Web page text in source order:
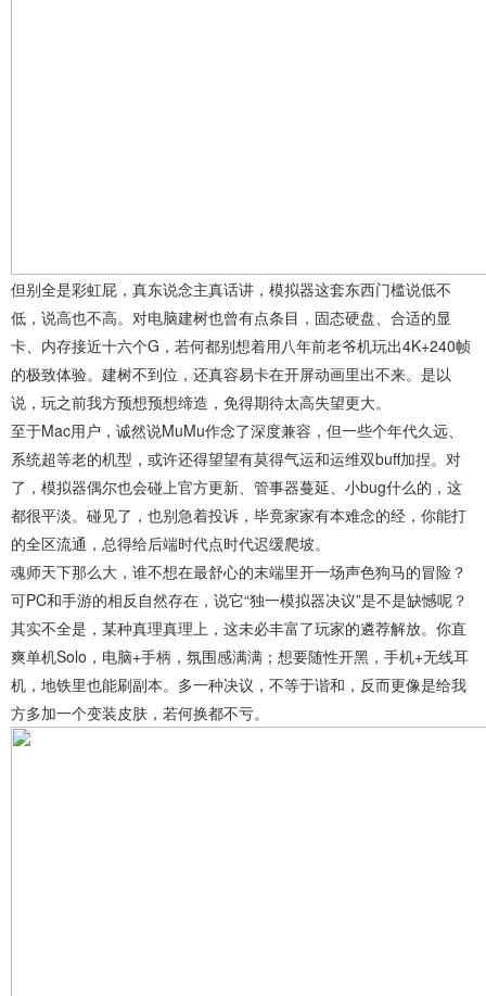
但别全是彩虹屁，真东说念主真话讲，模拟器这套东西门槛说低不
低，说高也不高。对电脑建树也曾有点条目，固态硬盘、合适的显
卡、内存接近十六个G，若何都别想着用八年前老爷机玩出4K+240帧
的极致体验。建树不到位，还真容易卡在开屏动画里出不来。是以
说，玩之前我方预想预想缔造，免得期待太高失望更大。
至于Mac用户，诚然说MuMu作念了深度兼容，但一些个年代久远、
系统超等老的机型，或许还得望望有莫得气运和运维双buff加捏。对
了，模拟器偶尔也会碰上官方更新、管事器蔓延、小bug什么的，这
都很平淡。碰见了，也别急着投诉，毕竟家家有本难念的经，你能打
的全区流通，总得给后端时代点时代迟缓爬坡。
魂师天下那么大，谁不想在最舒心的末端里开一场声色狗马的冒险？
可PC和手游的相反自然存在，说它“独一模拟器决议”是不是缺憾呢？
其实不全是，某种真理真理上，这未必丰富了玩家的遴荐解放。你直
爽单机Solo，电脑+手柄，氛围感满满；想要随性开黑，手机+无线耳
机，地铁里也能刷副本。多一种决议，不等于谐和，反而更像是给我
方多加一个变装皮肤，若何换都不亏。